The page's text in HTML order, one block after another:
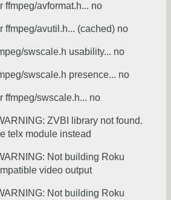
ffmpeg/avformat.h... no
ffmpeg/avutil.h... (cached) no
swscale.h usability... no
swscale.h presence... no
ffmpeg/swscale.h... no
ZVBI library not found.
telx module instead
Not building Roku
video output
Not building Roku